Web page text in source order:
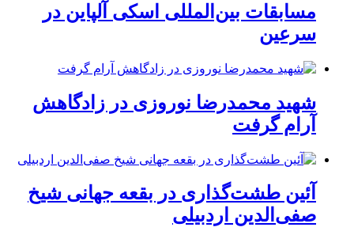
مسابقات بین‌المللی اسکی آلپاین در
سرعین
شهید محمدرضا نوروزی در زادگاهش
آرام گرفت
آئین طشت‌گذاری در بقعه جهانی شیخ
صفی‌الدین اردبیلی